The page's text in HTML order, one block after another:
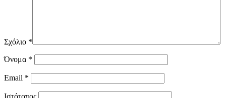
Σχόλιο *
Όνομα *
Email *